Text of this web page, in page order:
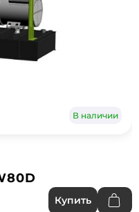
В наличии
Купить